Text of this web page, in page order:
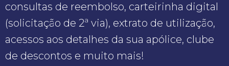
consultas de reembolso, carteirinha digital
(solicitação de 2ª via), extrato de utilização,
acessos aos detalhes da sua apólice, clube
de descontos e muito mais!